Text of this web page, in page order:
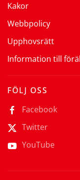
Kakor
Webbpolicy
Upphovsrätt
Information till
FÖLJ OSS
Facebook
Twitter
YouTube